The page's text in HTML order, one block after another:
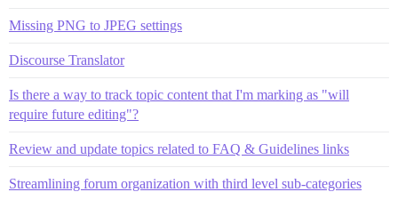
Missing PNG to JPEG settings
Discourse Translator
Is there a way to track topic content that I'm marking as "will
require future editing"?
Review and update topics related to FAQ & Guidelines links
Streamlining forum organization with third level sub-categories